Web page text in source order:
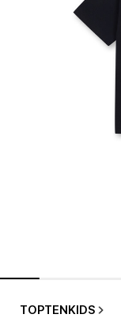
TOPTENKIDS